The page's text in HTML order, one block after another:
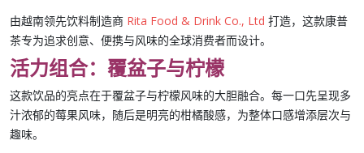
由越南领先饮料制造商 Rita Food & Drink Co., Ltd 打造，这款康普
茶专为追求创意、便携与风味的全球消费者而设计。
活力组合：覆盆子与柠檬
这款饮品的亮点在于覆盆子与柠檬风味的大胆融合。每一口先呈现多
汁浓郁的莓果风味，随后是明亮的柑橘酸感，为整体口感增添层次与
趣味。